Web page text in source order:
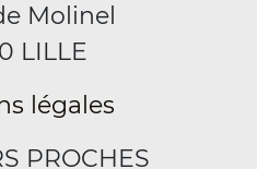
Molinel
LILLE
légales
PROCHES